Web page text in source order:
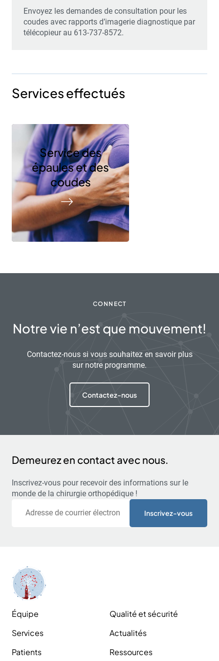
Envoyez les demandes de consultation pour les
coudes avec rapports d’imagerie diagnostique par
télécopieur au 613-737-8572.
Services effectués
Service des
épaules et des
coudes
CONNECT
Notre vie n’est que mouvement!
Contactez-nous si vous souhaitez en savoir plus
sur notre programme.
Contactez-nous
Demeurez en contact avec nous.
Inscrivez-vous pour recevoir des informations sur le
monde de la chirurgie orthopédique !
Équipe
Services
Patients
Qualité et sécurité
Actualités
Ressources